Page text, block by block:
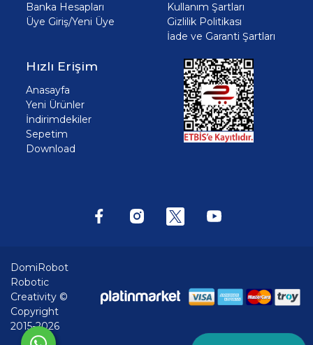
Banka Hesapları
Üye Giriş/Yeni Üye
Kullanım Şartları
Gizlilik Politikası
İade ve Garanti Şartları
Hızlı Erişim
Anasayfa
Yeni Ürünler
İndirimdekiler
Sepetim
Download
DomiRobot
Robotic
Creativity ©
Copyright
2015-2026